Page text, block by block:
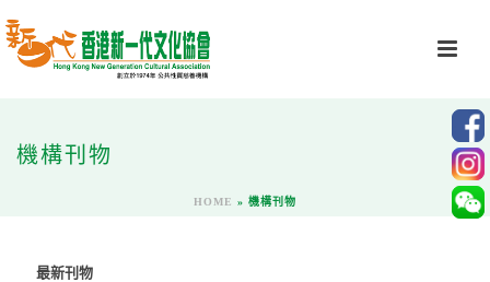
機構刊物
HOME » 機構刊物
最新刊物